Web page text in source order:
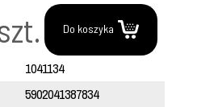
Do koszyka
1041134
5902041387834